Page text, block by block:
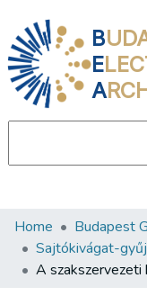
B
E
A
Communities &
All of DSpace
Home Budapest
Sajtókivágat-